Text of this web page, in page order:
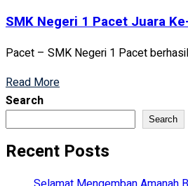
SMK Negeri 1 Pacet Juara
Pacet – SMK Negeri 1 Pacet
Read More
Search
Search
Recent Posts